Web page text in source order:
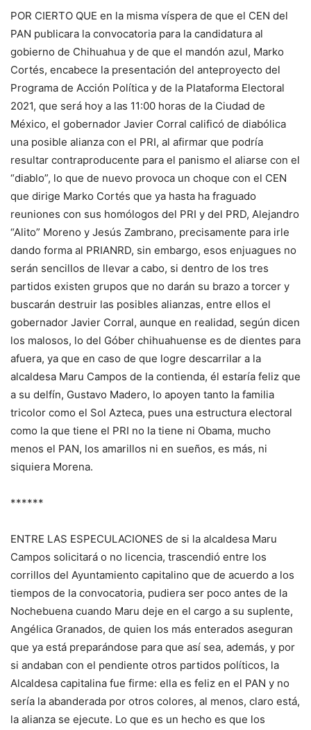
POR CIERTO QUE en la misma víspera de que el CEN del
PAN publicara la convocatoria para la candidatura al
gobierno de Chihuahua y de que el mandón azul, Marko
Cortés, encabece la presentación del anteproyecto del
Programa de Acción Política y de la Plataforma Electoral
2021, que será hoy a las 11:00 horas de la Ciudad de
México, el gobernador Javier Corral calificó de diabólica
una posible alianza con el PRI, al afirmar que podría
resultar contraproducente para el panismo el aliarse con el
“diablo”, lo que de nuevo provoca un choque con el CEN
que dirige Marko Cortés que ya hasta ha fraguado
reuniones con sus homólogos del PRI y del PRD, Alejandro
“Alito” Moreno y Jesús Zambrano, precisamente para irle
dando forma al PRIANRD, sin embargo, esos enjuagues no
serán sencillos de llevar a cabo, si dentro de los tres
partidos existen grupos que no darán su brazo a torcer y
buscarán destruir las posibles alianzas, entre ellos el
gobernador Javier Corral, aunque en realidad, según dicen
los malosos, lo del Góber chihuahuense es de dientes para
afuera, ya que en caso de que logre descarrilar a la
alcaldesa Maru Campos de la contienda, él estaría feliz que
a su delfín, Gustavo Madero, lo apoyen tanto la familia
tricolor como el Sol Azteca, pues una estructura electoral
como la que tiene el PRI no la tiene ni Obama, mucho
menos el PAN, los amarillos ni en sueños, es más, ni
siquiera Morena.
******
ENTRE LAS ESPECULACIONES de si la alcaldesa Maru
Campos solicitará o no licencia, trascendió entre los
corrillos del Ayuntamiento capitalino que de acuerdo a los
tiempos de la convocatoria, pudiera ser poco antes de la
Nochebuena cuando Maru deje en el cargo a su suplente,
Angélica Granados, de quien los más enterados aseguran
que ya está preparándose para que así sea, además, y por
si andaban con el pendiente otros partidos políticos, la
Alcaldesa capitalina fue firme: ella es feliz en el PAN y no
sería la abanderada por otros colores, al menos, claro está,
la alianza se ejecute. Lo que es un hecho es que los